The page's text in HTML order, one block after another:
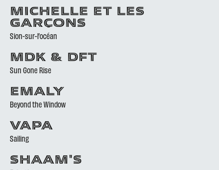
MICHELLE ET LES
GARÇONS
Sion-sur-l’océan
MDK & DFT
Sun Gone Rise
EMALY
Beyond the Window
VAPA
Sailing
SHAAM'S